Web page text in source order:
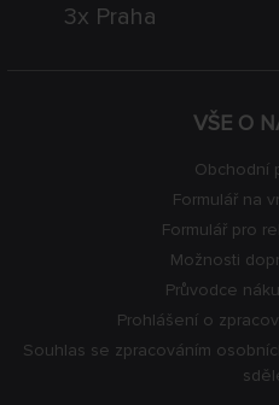
VŠE O
Obchodní
Formulář na
Formulář pro
Možnosti
Průvodce
Prohlášení o
Souhlas se zpracováním
3x Praha